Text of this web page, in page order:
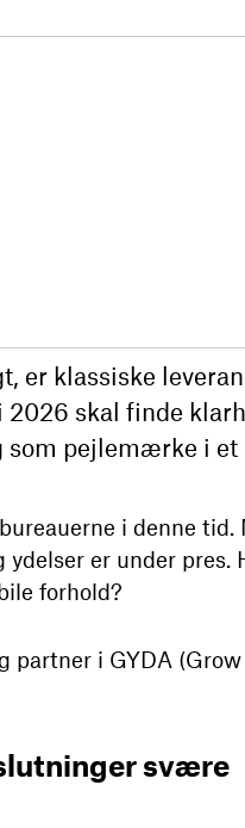
er klassiske
2026 skal finde
pejlemærke i
i denne
ydelser er under
forhold?
partner i GYDA
svære